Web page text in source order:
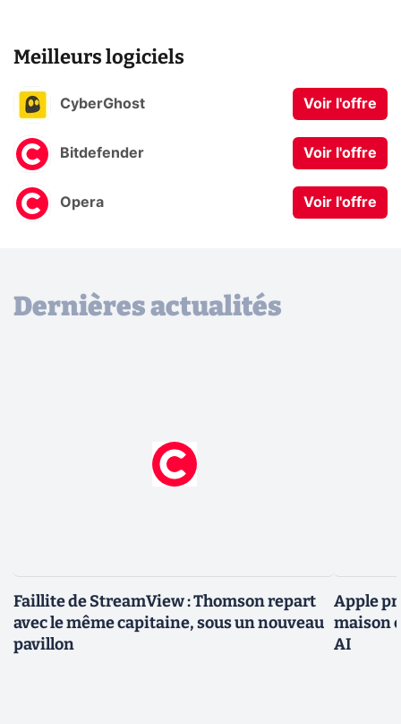
Meilleurs logiciels
CyberGhost Voir l'offre
Bitdefender Voir l'offre
Opera Voir l'offre
Dernières actualités
Faillite de StreamView : Thomson repart
avec le même capitaine, sous un nouveau
pavillon
Apple
maison
AI